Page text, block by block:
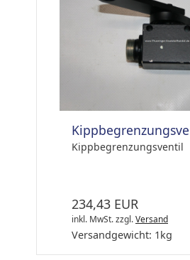
Kippbegrenzungsventil
234,43 EUR
inkl. MwSt.zzgl.Versand
Versandgewicht: 1 kg